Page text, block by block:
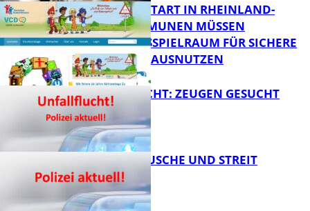
FB Kultur
ZUM SCHULSTART IN RHEINLAND-
PFALZ: KOMMUNEN MÜSSEN
HANDLUNGSSPIELRAUM FÜR SICHERE
SCHULWEGE AUSNUTZEN
UNFALLFLUCHT: ZEUGEN GESUCHT
KNALLGERÄUSCHE UND STREIT